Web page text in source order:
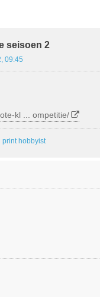
seisoen 2
09:45
kl ... ompetitie/
print hobbyist